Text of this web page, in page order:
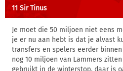
11 Sir Tinus
Je moet die 50 miljoen niet eens
je er nu aan hebt is dat je alvast
transfers en spelers eerder binnen
nog 10 miljoen van Lammers
gebruikt in de winterstop, daar is